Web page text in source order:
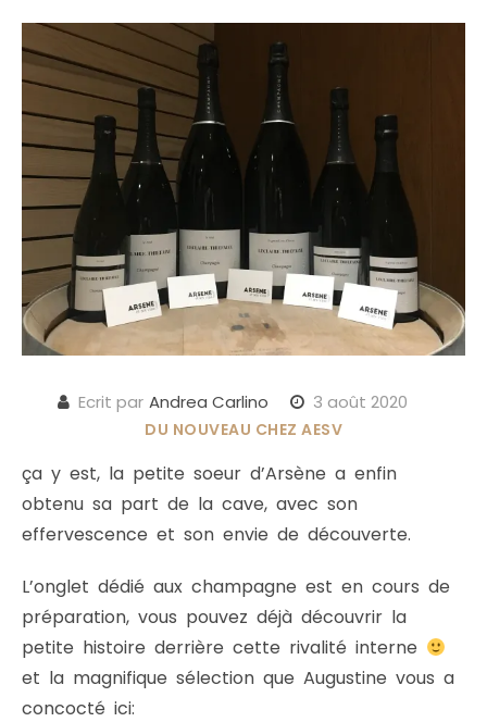
Ecrit par Andrea Carlino 3 août 2020
DU NOUVEAU CHEZ AESV
ça y est, la petite soeur d’Arsène a enfin
obtenu sa part de la cave, avec son
effervescence et son envie de découverte.
L’onglet dédié aux champagne est en cours de
préparation, vous pouvez déjà découvrir la
petite histoire derrière cette rivalité interne
et la magnifique sélection que Augustine vous a
concocté ici: